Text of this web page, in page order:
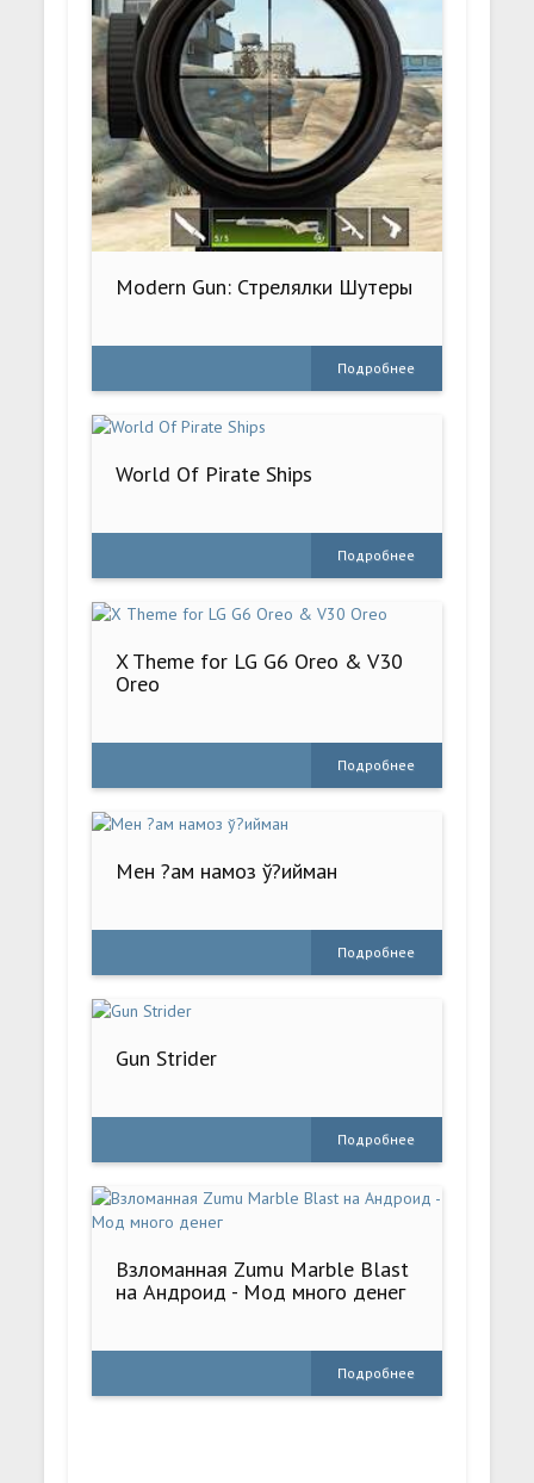
Modern Gun: Стрелялки Шутеры
Подробнее
World Of Pirate Ships
Подробнее
X Theme for LG G6 Oreo & V30
Oreo
Подробнее
Мен ?ам намоз ў?ийман
Подробнее
Gun Strider
Подробнее
Взломанная Zumu Marble Blast
на Андроид - Мод много денег
Подробнее